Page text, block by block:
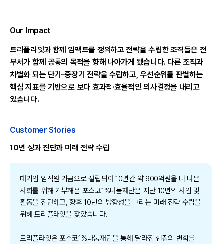
Our Impact
트리플라잇과 함께 임팩트를 정의하고 전략을 수립한 조직들은 전
부서가 함께 공통의 목적을 향해 나아가게 됐습니다. 다른 조직과
차별화 되는 단기-중장기 전략을 수립하고, 우선순위를 판별하는
핵심 지표를 기반으로 보다 효과적·효율적인 의사결정을 내리고
있습니다.
Customer Stories
10년 성과 진단과 미래 전략 수립
대기업 임직원 기금으로 설립되어 10년간 약 900억원을 더 나은
사회를 위해 기부해온 포스코1%나눔재단은 지난 10년의 사업 및
활동을 진단하고, 향후 10년의 방향성을 그리는 미래 전략 수립을
위해 트리플라잇을 찾았습니다.
트리플라잇은 포스코1%나눔재단을 통해 달라진 현장의 변화를